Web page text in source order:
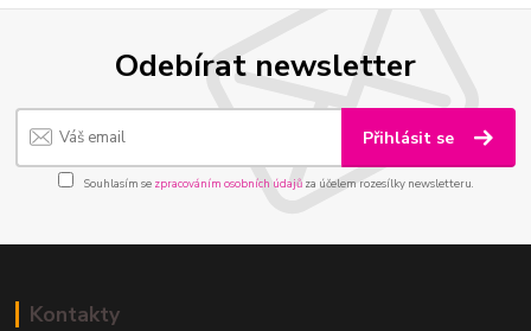
Odebírat newsletter
Přihlásit se
Souhlasím se zpracováním osobních údajůza účelem rozesílky newsletteru.
Kontakty